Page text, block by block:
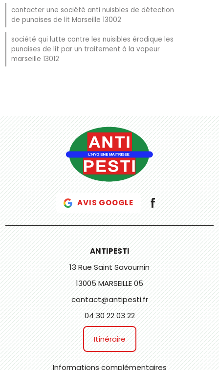
contacter une société anti nuisbles de détection
de punaises de lit Marseille 13002
société qui lutte contre les nuisibles éradique les
punaises de lit par un traitement à la vapeur
marseille 13012
AVIS GOOGLE
ANTIPESTI
13 Rue Saint Savournin
13005 MARSEILLE 05
contact@antipesti.fr
04 30 22 03 22
Itinéraire
Informations complémentaires